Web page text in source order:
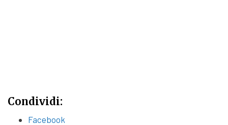
Condividi:
Facebook